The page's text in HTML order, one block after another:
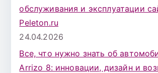
обслуживания и эксплуатации
Peleton.ru
24.04.2026
Все, что нужно знать об
Arrizo 8: инновации, дизайн и